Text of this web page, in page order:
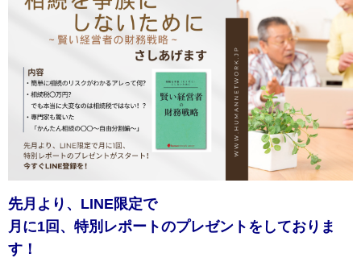
先月より、LINE限定で
月に1回、特別レポートのプレゼントをしておりま
す！